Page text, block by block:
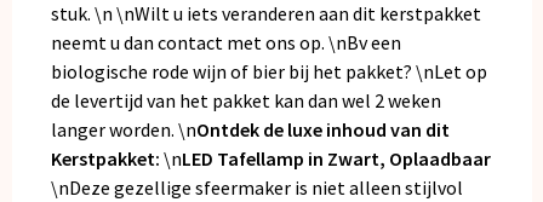
stuk. \n \nWilt u iets veranderen aan dit kerstpakket
neemt u dan contactmet ons op. \nBv een
biologische rode wijn of bier bij het pakket? \nLet op
de levertijd van het pakket kan dan wel 2 weken
langer worden. \nOntdek de luxe inhoud van dit
Kerstpakket: \nLED Tafellamp in Zwart, Oplaadbaar
\nDeze gezellige sfeermaker is niet alleen stijlvol